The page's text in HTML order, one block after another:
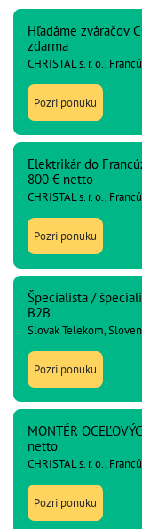
Hľadáme zváračov
zdarma
CHRISTAL s. r. o.,
Pozri ponuku
Elektrikár do
800 € netto
CHRISTAL s. r. o.,
Pozri ponuku
Špecialista /
B2B
Slovak Telekom,
Pozri ponuku
MONTÉR
netto
CHRISTAL s. r. o.,
Pozri ponuku